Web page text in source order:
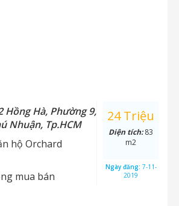
Hồng Hà, Phường 9,
Nhuận, Tp.HCM
hộ Orchard
mua bán
24 Triệu
Diện tích:83
m2
Ngày đăng: 7-11-
2019